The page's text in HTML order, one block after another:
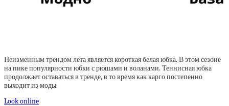
Неизменным трендом лета является короткая белая юбка. В этом сезоне
на пике популярности юбки с рюшами и воланами. Теннисная юбка
продолжает оставаться в тренде, в то время как карго постепенно
выходит из моды.
Look online